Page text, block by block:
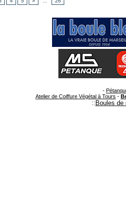
-
Atelier de Coiffure Végétal à Tours -
:: Boules de